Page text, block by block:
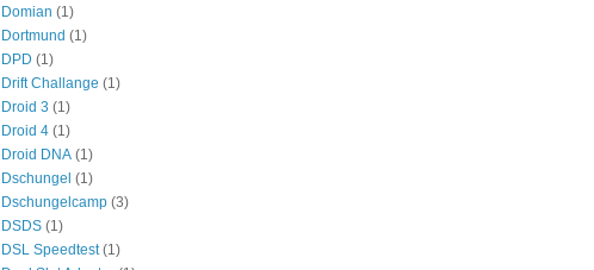
Domian (1)
Dortmund (1)
DPD (1)
Drift Challange (1)
Droid 3 (1)
Droid 4 (1)
Droid DNA (1)
Dschungel (1)
Dschungelcamp (3)
DSDS (1)
DSL Speedtest (1)